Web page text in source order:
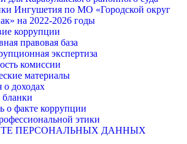
Ингушетия по МО «Городской округ
на 2022-2026 годы
коррупции
правовая база
экспертиза
комиссии
материалы
о доходах
о факте коррупции
этики
ПЕРСОНАЛЬНЫХ ДАННЫХ